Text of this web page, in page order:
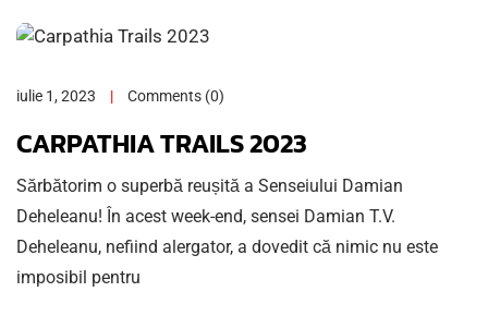
iulie 1, 2023 Comments (0)
CARPATHIA TRAILS 2023
Sărbătorim o superbă reușită a Senseiului Damian
Deheleanu! În acest week-end, sensei Damian T.V.
Deheleanu, nefiind alergator, a dovedit că nimic nu este
imposibil pentru